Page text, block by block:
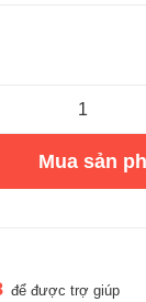
Mua sản
để được trợ giúp